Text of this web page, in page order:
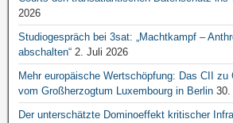
2026
Studiogespräch bei 3sat: „Machtkampf –
abschalten“ 2. Juli 2026
Mehr europäische Wertschöpfung: Das CII
vom Großherzogtum Luxembourg in Berlin 30.
Der unterschätzte Dominoeffekt kritischer